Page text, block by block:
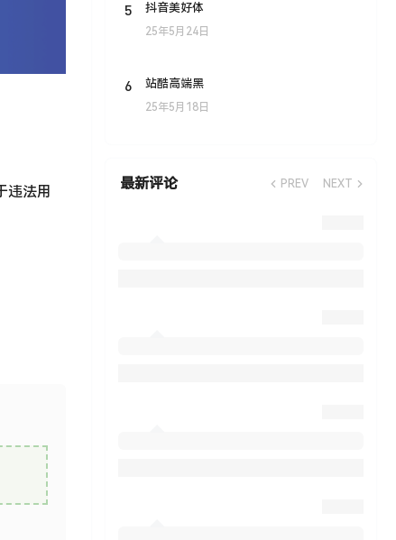
违法用
5 抖音美好体
25年5月24日
6 站酷高端黑
25年5月18日
最新评论 PREV NEXT